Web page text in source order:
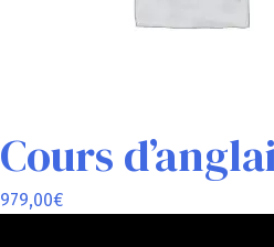
Cours
979,00€